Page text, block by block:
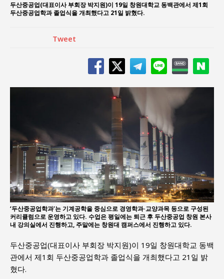
두산중공업(대표이사 부회장 박지원)이 19일 창원대학교 동백관에서 제1회
두산중공업학과 졸업식을 개최했다고 21일 밝혔다.
Tweet
‘두산중공업학과’는 기계공학을 중심으로 경영학과·교양과목 등으로 구성된
커리큘럼으로 운영하고 있다. 수업은 평일에는 퇴근 후 두산중공업 창원 본사
내 강의실에서 진행하고, 주말에는 창원대 캠퍼스에서 진행하고 있다.
두산중공업(대표이사 부회장 박지원)이 19일 창원대학교 동백
관에서 제1회 두산중공업학과 졸업식을 개최했다고 21일 밝
혔다.